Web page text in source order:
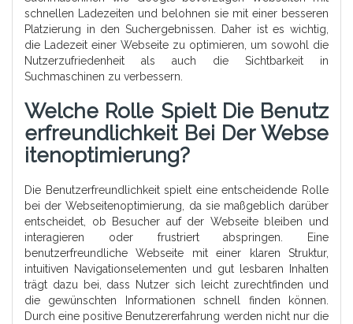
schnellen Ladezeiten und belohnen sie mit einer besseren
Platzierung in den Suchergebnissen. Daher ist es wichtig,
die Ladezeit einer Webseite zu optimieren, um sowohl die
Nutzerzufriedenheit als auch die Sichtbarkeit in
Suchmaschinen zu verbessern.
Welche Rolle Spielt Die Benutz
Erfreundlichkeit Bei Der Webse
Itenoptimierung?
Die Benutzerfreundlichkeit spielt eine entscheidende Rolle
bei der Webseitenoptimierung, da sie maßgeblich darüber
entscheidet, ob Besucher auf der Webseite bleiben und
interagieren oder frustriert abspringen. Eine
benutzerfreundliche Webseite mit einer klaren Struktur,
intuitiven Navigationselementen und gut lesbaren Inhalten
trägt dazu bei, dass Nutzer sich leicht zurechtfinden und
die gewünschten Informationen schnell finden können.
Durch eine positive Benutzererfahrung werden nicht nur die